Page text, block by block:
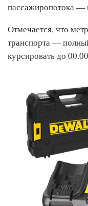
пассажиропотока —
Отмечается, что
транспорта —
курсировать до